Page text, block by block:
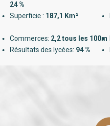
24 %
Superficie : 187,1 Km²
Commerces: 2,2 tous les 100m
Résultats des lycées: 94 %